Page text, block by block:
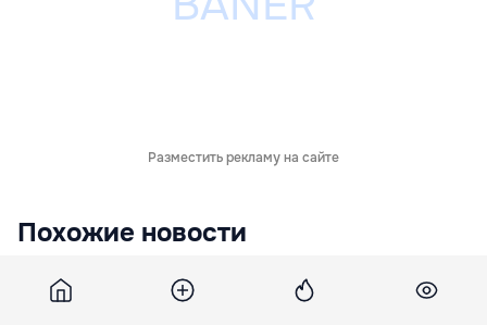
Разместить рекламу на сайте
Похожие новости